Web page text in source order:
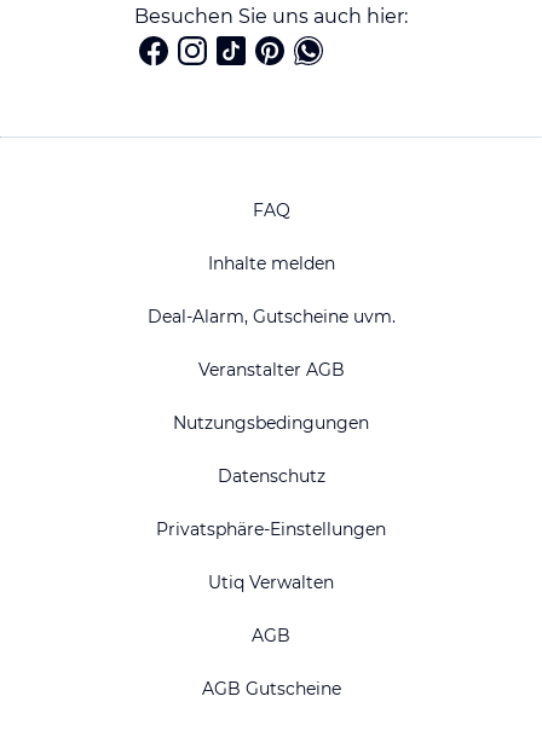
Besuchen Sie uns auch hier:
FAQ
Inhalte melden
Deal-Alarm, Gutscheine uvm.
Veranstalter AGB
Nutzungsbedingungen
Datenschutz
Privatsphäre-Einstellungen
Utiq Verwalten
AGB
AGB Gutscheine